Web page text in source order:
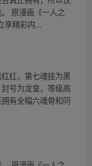
原漫画《一人之
享精彩内...
红，第七魂技为黑
号为龙皇，等级高
有全幅六魂骨和同